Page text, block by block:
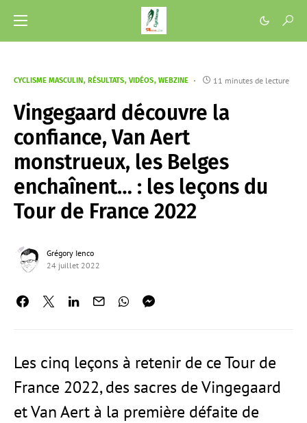
CYCLISME MASCULIN RÉSULTATS VIDÉOS WEBZINE 11 minutes de lecture
Vingegaard découvre la
confiance, Van Aert
monstrueux, les Belges
enchaînent… : les leçons du
Tour de France 2022
Grégory Ienco
24 juillet 2022
Les cinq leçons à retenir de ce Tour de
France 2022, des sacres de Vingegaard
et Van Aert à la première défaite de